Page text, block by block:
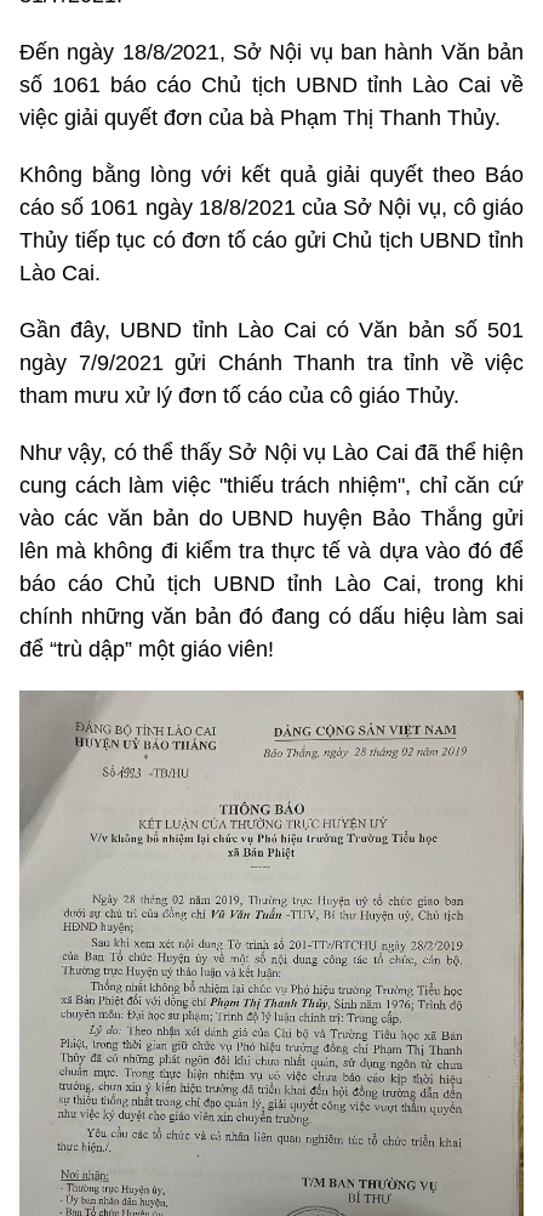
Đến ngày 18/8/2021, Sở Nội vụ ban hành Văn bản
số 1061 báo cáo Chủ tịch UBND tỉnh Lào Cai về
việc giải quyết đơn của bà Phạm Thị Thanh Thủy.
Không bằng lòng với kết quả giải quyết theo Báo
cáo số 1061 ngày 18/8/2021 của Sở Nội vụ, cô giáo
Thủy tiếp tục có đơn tố cáo gửi Chủ tịch UBND tỉnh
Lào Cai.
Gần đây, UBND tỉnh Lào Cai có Văn bản số 501
ngày 7/9/2021 gửi Chánh Thanh tra tỉnh về việc
tham mưu xử lý đơn tố cáo của cô giáo Thủy.
Như vậy, có thể thấy Sở Nội vụ Lào Cai đã thể hiện
cung cách làm việc "thiếu trách nhiệm", chỉ căn cứ
vào các văn bản do UBND huyện Bảo Thắng gửi
lên mà không đi kiểm tra thực tế và dựa vào đó để
báo cáo Chủ tịch UBND tỉnh Lào Cai, trong khi
chính những văn bản đó đang có dấu hiệu làm sai
để “trù dập” một giáo viên!